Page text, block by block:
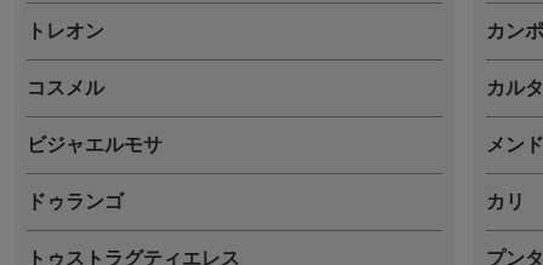
トレオン
コスメル
ビジャエルモサ
ドゥランゴ
トゥストラグティエレス
カン
カル
メン
カリ
プン